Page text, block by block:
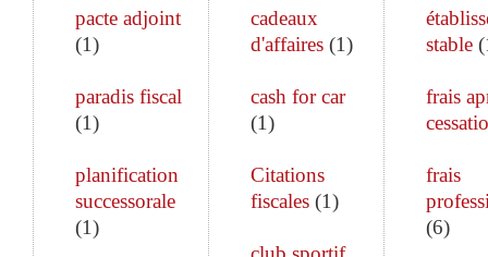
pacte adjoint
(1)
paradis fiscal
(1)
planification
successorale
(1)
cadeaux
d'affaires(1)
cash for car
(1)
Citations
fiscales(1)
stable(
frais
frais
(6)